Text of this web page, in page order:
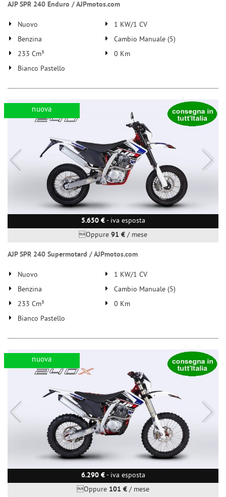
AJP SPR 240 Enduro / AJPmotos.com
Nuovo
1 KW/1 CV
Benzina
Cambio Manuale (5)
233 Cm³
0 Km
Bianco Pastello
5.650 €- iva esposta
Oppure 91 € / mese
nuova
AJP SPR 240 Supermotard / AJPmotos.com
Nuovo
1 KW/1 CV
Benzina
Cambio Manuale (5)
233 Cm³
0 Km
Bianco Pastello
6.290 €- iva esposta
Oppure 101 € / mese
nuova